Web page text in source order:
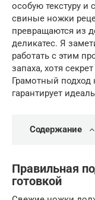
особую текстуру
свиные ножки
превращаются из
деликатес. Я
работать с этим
запаха, хотя
Грамотный подход
гарантирует
Содержание
Правильная
готовкой